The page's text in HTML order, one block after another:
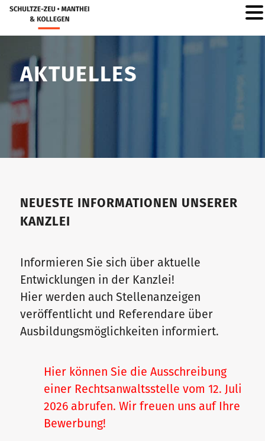
AKTUELLES
NEUESTE INFORMATIONEN UNSERER
KANZLEI
Informieren Sie sich über aktuelle
Entwicklungen in der Kanzlei!
Hier werden auch Stellenanzeigen
veröffentlicht und Referendare über
Ausbildungsmöglichkeiten informiert.
Hier können Sie die Ausschreibung
einer Rechtsanwaltsstelle vom 12. Juli
2026 abrufen. Wir freuen uns auf Ihre
Bewerbung!